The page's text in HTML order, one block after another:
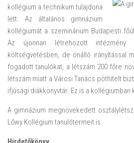
kollégium a technikum tulajdona
lett. Az általános gimnázium
kollégiumát a szeminárium Budapesti
Az újonnan létrehozott intézmény
költségvetésben, de önálló irányítással
fogadott tanulókat, a létszám 200 főre
létszám miatt a Városi Tanács póthitelt
ifjúsági diákkönyvtár. Ez is a kollégiumban
A gimnázium megnövekedett
Lőwy Kollégium tanulótermeit is.